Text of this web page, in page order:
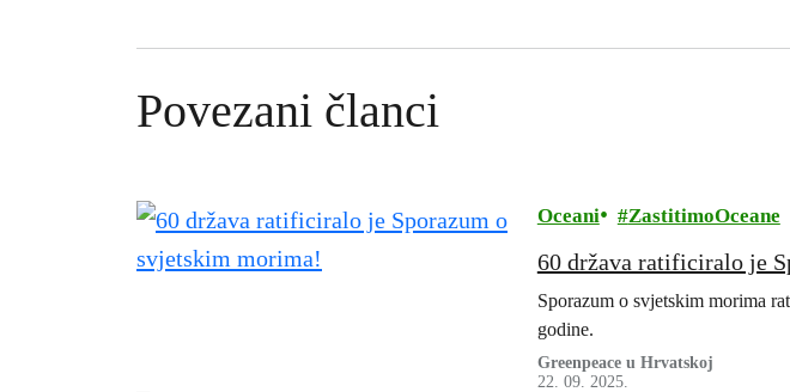
Povezani članci
Oceani ZastitimoOceane
60 država ratificiralo je
Sporazum o svjetskim morima
godine.
Greenpeace u Hrvatskoj
22. 09. 2025.